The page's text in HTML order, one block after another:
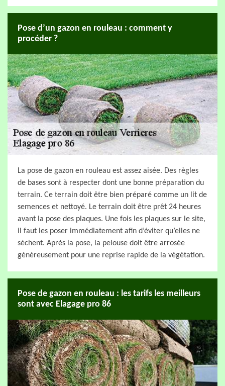
Pose d’un gazon en rouleau : comment y
procéder ?
La pose de gazon en rouleau est assez aisée. Des règles
de bases sont à respecter dont une bonne préparation du
terrain. Ce terrain doit être bien préparé comme un lit de
semences et nettoyé. Le terrain doit être prêt 24 heures
avant la pose des plaques. Une fois les plaques sur le site,
il faut les poser immédiatement afin d’éviter qu’elles ne
sèchent. Après la pose, la pelouse doit être arrosée
généreusement pour une reprise rapide de la végétation.
Pose de gazon en rouleau : les tarifs les meilleurs
sont avec Elagage pro 86